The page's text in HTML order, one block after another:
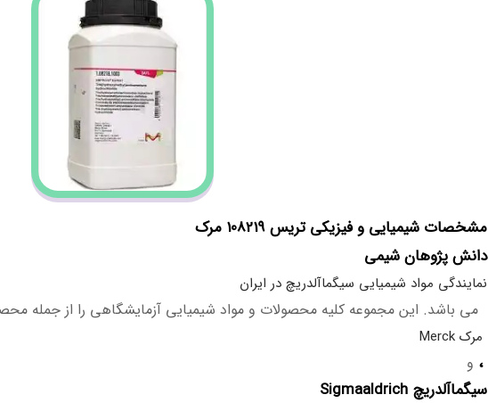
مشخصات شیمیایی و فیزیکی تریس 108219 مرک
دانش پژوهان شیمی
نمایندگی مواد شیمیایی سیگماآلدریچ در ایران
می باشد. این مجموعه کلیه محصولات و مواد شیمیایی آزمایشگاهی را از جمله
مرک Merck
، و
سیگماآلدریچ Sigmaaldrich